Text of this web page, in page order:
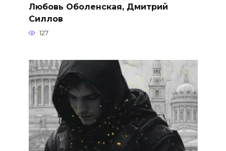
Любовь Оболенская, Дмитрий
Силлов
127